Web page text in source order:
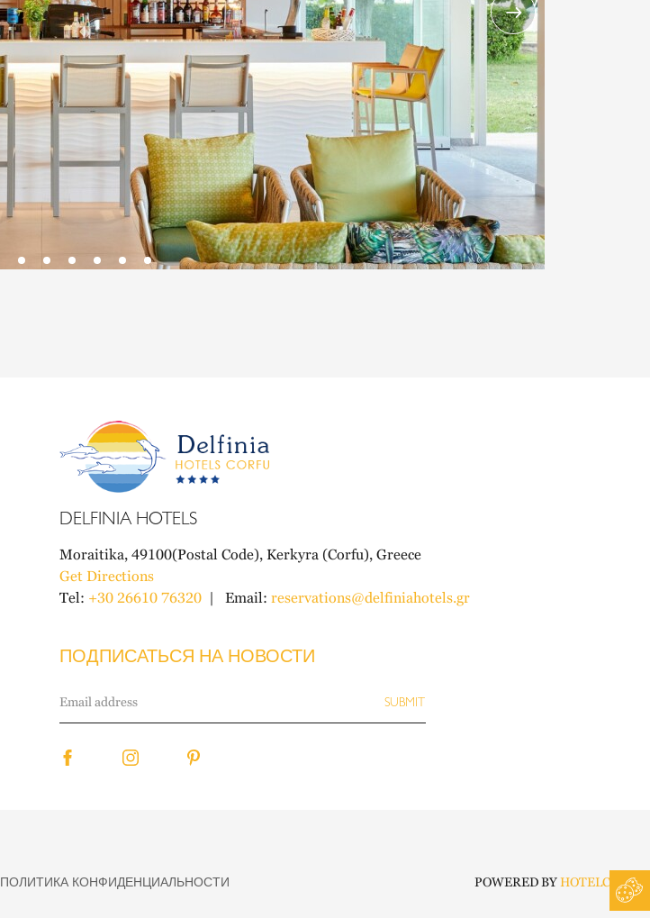
DELFINIA HOTELS
Moraitika, 49100(Postal Code), Kerkyra (Corfu), Greece
Get Directions
Tel: +30 26610 76320 Email: reservations@delfiniahotels.gr
ПОДПИСАТЬСЯ НА НОВОСТИ
ПОЛИТИКА КОНФИДЕНЦИАЛЬНОСТИ POWERED BYHOTELCUBE